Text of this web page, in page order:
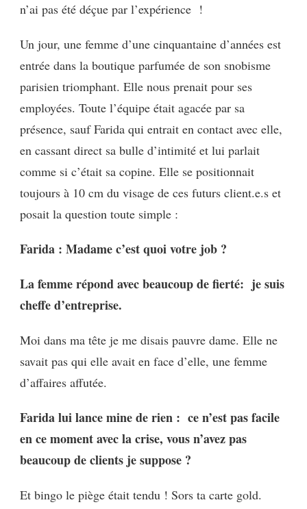
n’ai pas été déçue par l’expérience !
Un jour, une femme d’une cinquantaine d’années est
entrée dans la boutique parfumée de son snobisme
parisien triomphant. Elle nous prenait pour ses
employées. Toute l’équipe était agacée par sa
présence, sauf Farida qui entrait en contact avec elle,
en cassant direct sa bulle d’intimité et lui parlait
comme si c’était sa copine. Elle se positionnait
toujours à 10 cm du visage de ces futurs client.e.s et
posait la question toute simple :
Farida : Madame c’est quoi votre job ?
La femme répond avec beaucoup de fierté: je suis
cheffe d’entreprise.
Moi dans ma tête je me disais pauvre dame. Elle ne
savait pas qui elle avait en face d’elle, une femme
d’affaires affutée.
Farida lui lance mine de rien : ce n’est pas facile
en ce moment avec la crise, vous n’avez pas
beaucoup de clients je suppose ?
Et bingo le piège était tendu ! Sors ta carte gold.